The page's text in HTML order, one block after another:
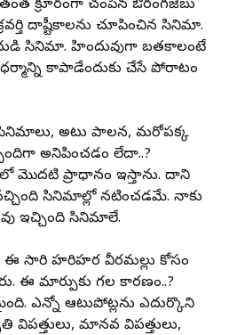
క్రూరంగా చంపిన ఔరంగజేబు
దాష్టీకాలను చూపించిన సినిమా.
సినిమా. హిందువుగా బతకాలంటే
ధర్మాన్ని కాపాడేందుకు చేసే పోరాటం
అటు పాలన, మరోపక్క
అనిపించడం లేదా..?
ప్రాధాన్యం ఇస్తాను. దాని
సినిమాల్లో నటించడమే. నాకు
ఇచ్చింది సినిమాలే.
ఈ సారి హరిహర వీరమల్లు కోసం
ఈ మార్పుకు గల కారణం..?
ఎన్నో ఆటుపోట్లను ఎదుర్కొని
విపత్తులు, మానవ విపత్తులు,